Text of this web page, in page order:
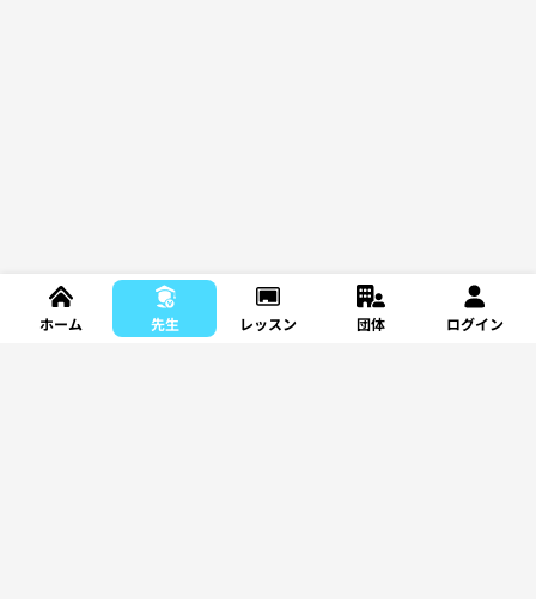
ホーム 先生 レッスン 団体 ログイン